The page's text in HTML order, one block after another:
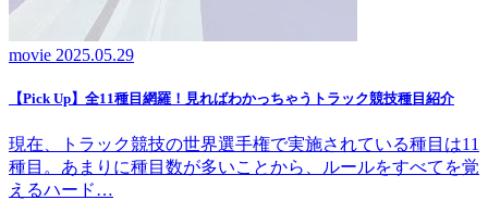
movie 2025.05.29
【Pick Up】全11種目網羅！見ればわかっちゃうトラック競技種目紹介
現在、トラック競技の世界選手権で実施されている種目は11
種目。あまりに種目数が多いことから、ルールをすべてを覚
えるハード…